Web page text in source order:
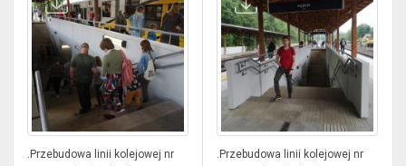
.Przebudowa linii kolejowej nr
.Przebudowa linii kolejowej nr